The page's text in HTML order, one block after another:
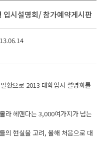
입시설명회/ 참가예약게시판
환으로 2013 대학입시 설명회를
라 헤맨다는 3,000여가지가 넘는
의 현실을 고려, 올해 처음으로 대